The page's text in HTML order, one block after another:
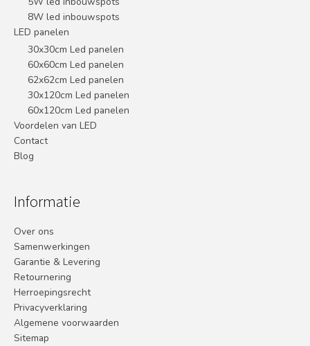
8W led inbouwspots
LED panelen
30x30cm Led panelen
60x60cm Led panelen
62x62cm Led panelen
30x120cm Led panelen
60x120cm Led panelen
Voordelen van LED
Contact
Blog
Informatie
Over ons
Samenwerkingen
Garantie & Levering
Retournering
Herroepingsrecht
Privacyverklaring
Algemene voorwaarden
Sitemap